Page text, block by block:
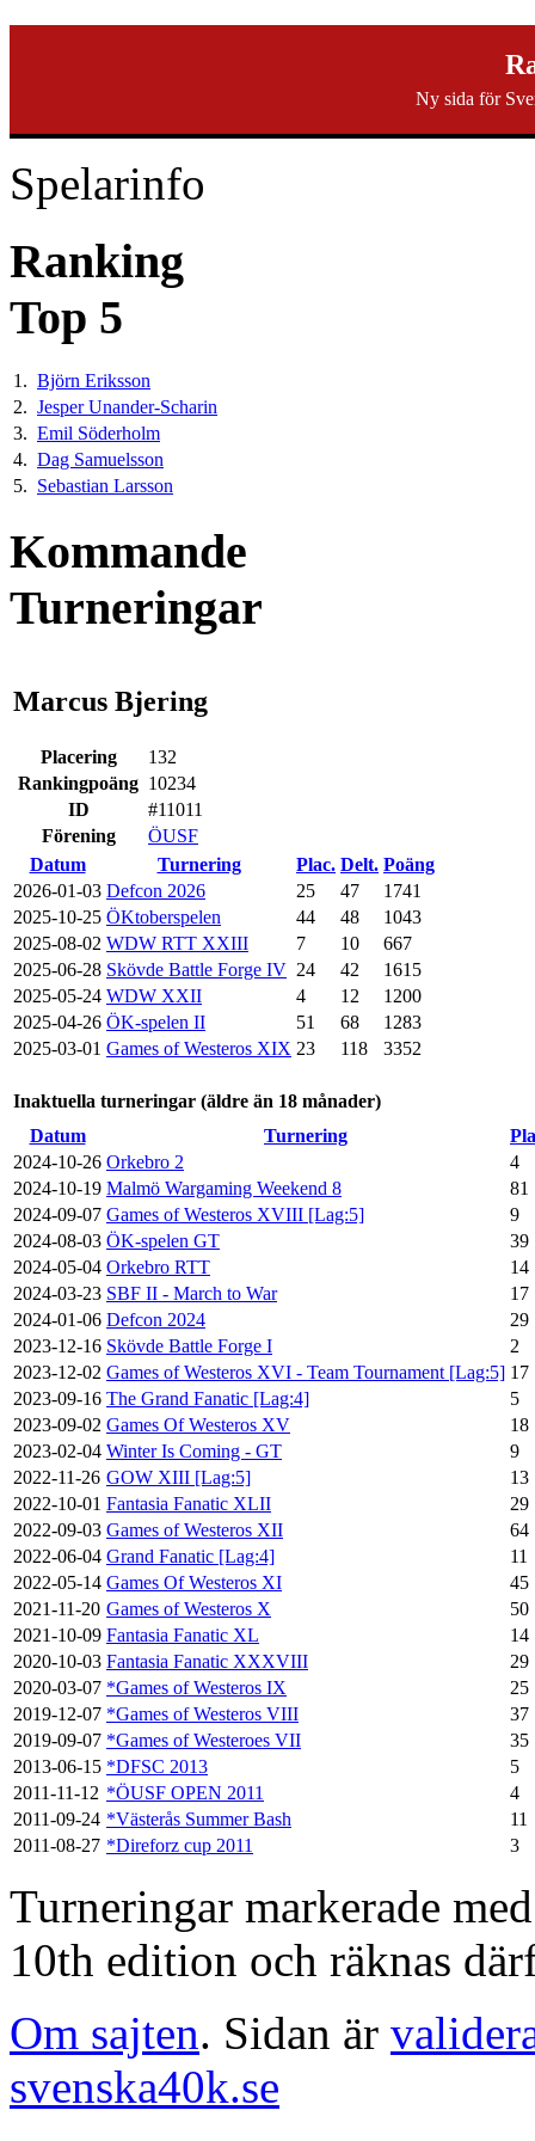
Ny sida för
Spelarinfo
Ranking
Top 5
1. Björn Eriksson
2. Jesper Unander-Scharin
3. Emil Söderholm
4. Dag Samuelsson
5. Sebastian Larsson
Kommande
Turneringar
Marcus Bjering
Placering
132
Rankingpoäng 10234
ID
#11011
Förening
ÖUSF
Datum
Turnering Plac. Delt. Poäng
2026-01-03 Defcon 2026 25 47
1741
2025-10-25 ÖKtoberspelen 44 48
1043
2025-08-02 WDW RTT XXIII 7 10
667
2025-06-28 Skövde Battle Forge IV 24 42
1615
2025-05-24 WDW XXII 4 12
1200
2025-04-26 ÖK-spelen II 51 68
1283
2025-03-01 Games of Westeros XIX 23 118 3352
Inaktuella turneringar (äldre än 18 månader)
Datum
Turnering
2024-10-26 Orkebro 2
4
2024-10-19 Malmö Wargaming Weekend 8
81
2024-09-07 Games of Westeros XVIII [Lag:5]
9
2024-08-03 ÖK-spelen GT
39
2024-05-04 Orkebro RTT
14
2024-03-23 SBF II - March to War
17
2024-01-06 Defcon 2024
29
2023-12-16 Skövde Battle Forge I
2
2023-12-02 Games of Westeros XVI - Team Tournament [Lag:5] 17
2023-09-16 The Grand Fanatic [Lag:4]
5
2023-09-02 Games Of Westeros XV
18
2023-02-04 Winter Is Coming - GT
9
2022-11-26 GOW XIII [Lag:5]
13
2022-10-01 Fantasia Fanatic XLII
29
2022-09-03 Games of Westeros XII
64
2022-06-04 Grand Fanatic [Lag:4]
11
2022-05-14 Games Of Westeros XI
45
2021-11-20 Games of Westeros X
50
2021-10-09 Fantasia Fanatic XL
14
2020-10-03 Fantasia Fanatic XXXVIII
29
2020-03-07 *Games of Westeros IX
25
2019-12-07 *Games of Westeros VIII
37
2019-09-07 *Games of Westeroes VII
35
2013-06-15 *DFSC 2013
5
2011-11-12 *ÖUSF OPEN 2011
4
2011-09-24 *Västerås Summer Bash
11
2011-08-27 *Direforz cup 2011 3
Turneringar markerade
10th edition och räknas
Om sajten. Sidan är
svenska40k.se